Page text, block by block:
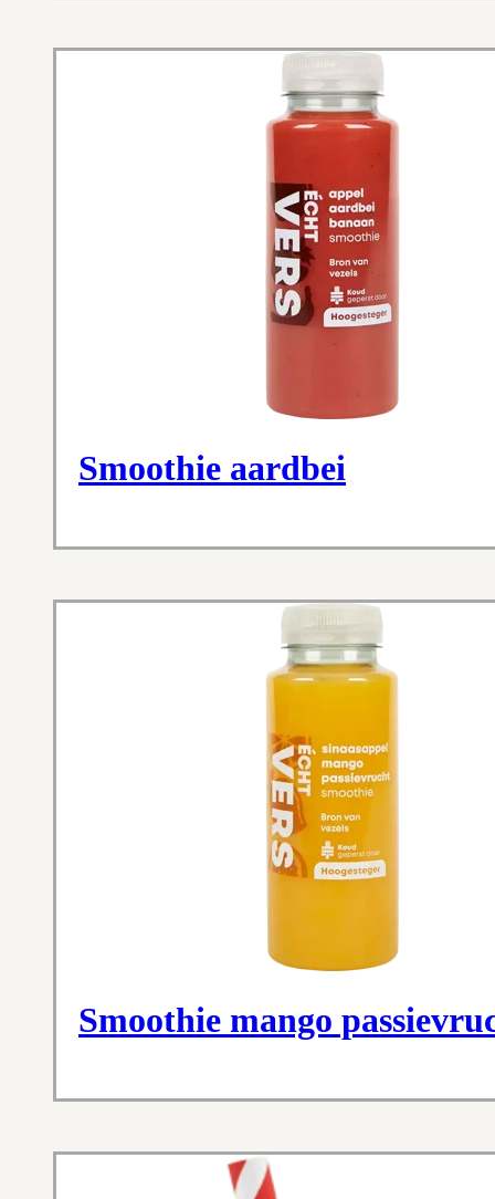
Smoothie aardbei
Smoothie mango